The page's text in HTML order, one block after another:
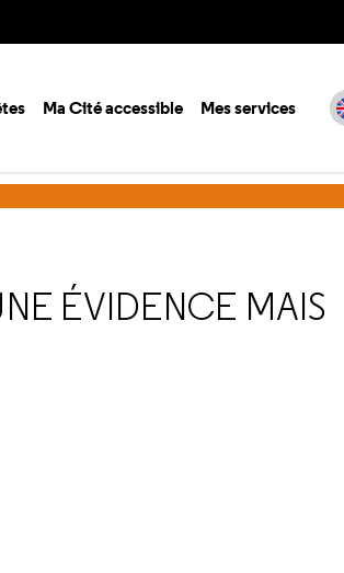
Ma Cité accessible Mes services
ÉVIDENCE MAIS